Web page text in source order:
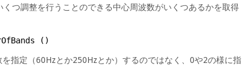
くつ調整を行うことのできる中心周波数がいくつあるかを取得
()
指定（60Hzとか250Hzとか）するのではなく、0や2の様に指